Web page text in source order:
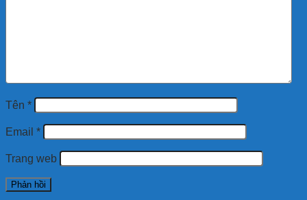
Tên *
Email *
Trang web